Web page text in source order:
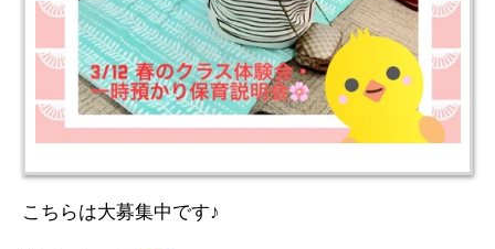
こちらは大募集中です♪